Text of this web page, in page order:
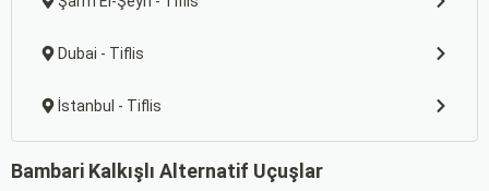
Dubai - Tiflis
İstanbul - Tiflis
Bambari Kalkışlı Alternatif Uçuşlar